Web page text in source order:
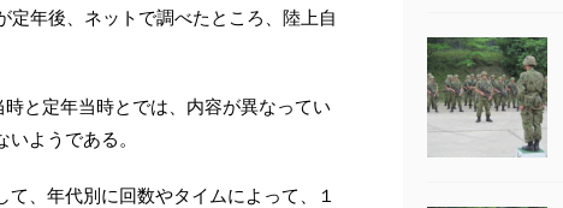
定年後、ネットで調べたところ、陸上自
と定年当時とでは、内容が異なってい
ようである。
て、年代別に回数やタイムによって、１